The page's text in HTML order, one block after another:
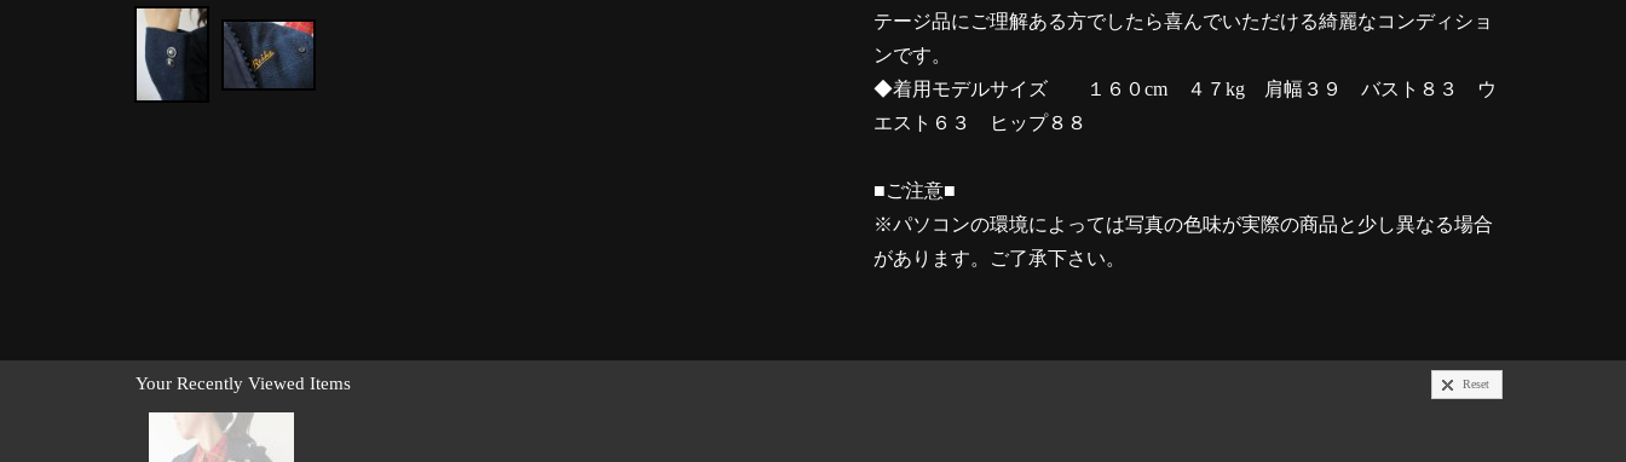
テージ品にご理解ある方でしたら喜んでいただける綺麗なコンディショ
ンです。
◆着用モデルサイズ １６０cm ４７kg 肩幅３９ バスト８３ ウ
エスト６３ ヒップ８８
■ご注意■
※パソコンの環境によっては写真の色味が実際の商品と少し異なる場合
があります。ご了承下さい。
Your Recently Viewed Items Reset